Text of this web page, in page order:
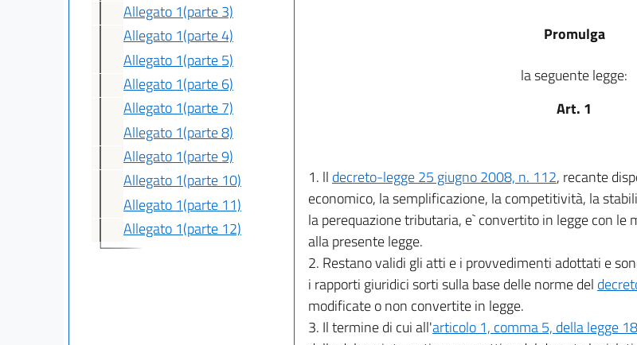
Allegato 1(parte 3)
Allegato 1(parte 4)
Allegato 1(parte 5)
Allegato 1(parte 6)
Allegato 1(parte 7)
Allegato 1(parte 8)
Allegato 1(parte 9)
Allegato 1(parte 10)
Allegato 1(parte 11)
Allegato 1(parte 12)
Promulga
la seguente legge:
Art. 1
1. ll decreto-legge 25 giugno 2008, n. 112, recante
economico, la semplificazione, la competitività, la
la perequazione tributaria, e` convertito in legge con
alla presente legge.
2. Restano validi gli atti e i provvedimenti adottati e
i rapporti giuridici sorti sulla base delle norme del
modificate o non convertite in legge.
3. Il termine di cui all'articolo 1, comma 5, della legge